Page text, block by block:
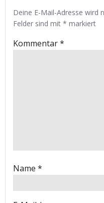
Deine E-Mail-Adresse wird
Felder sind mit * markiert
Kommentar*
Name *